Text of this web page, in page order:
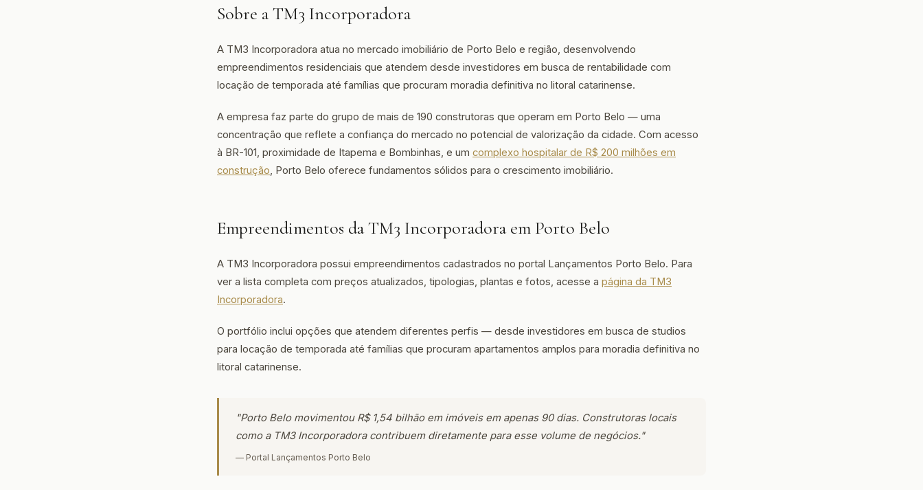
Sobre a TM3 Incorporadora
A TM3 Incorporadora atua no mercado imobiliário de Porto Belo e região, desenvolvendo
empreendimentos residenciais que atendem desde investidores em busca de rentabilidade com
locação de temporada até famílias que procuram moradia definitiva no litoral catarinense.
A empresa faz parte do grupo de mais de 190 construtoras que operam em Porto Belo — uma
concentração que reflete a confiança do mercado no potencial de valorização da cidade. Com acesso
à BR-101, proximidade de Itapema e Bombinhas, e um complexo hospitalar de R$ 200 milhões em
construção, Porto Belo oferece fundamentos sólidos para o crescimento imobiliário.
Empreendimentos da TM3 Incorporadora em Porto Belo
A TM3 Incorporadora possui empreendimentos cadastrados no portal Lançamentos Porto Belo. Para
ver a lista completa com preços atualizados, tipologias, plantas e fotos, acesse a página da TM3
Incorporadora.
O portfólio inclui opções que atendem diferentes perfis — desde investidores em busca de studios
para locação de temporada até famílias que procuram apartamentos amplos para moradia definitiva no
litoral catarinense.
"Porto Belo movimentou R$ 1,54 bilhão em imóveis em apenas 90 dias. Construtoras locais
como a TM3 Incorporadora contribuem diretamente para esse volume de negócios."
— Portal Lançamentos Porto Belo